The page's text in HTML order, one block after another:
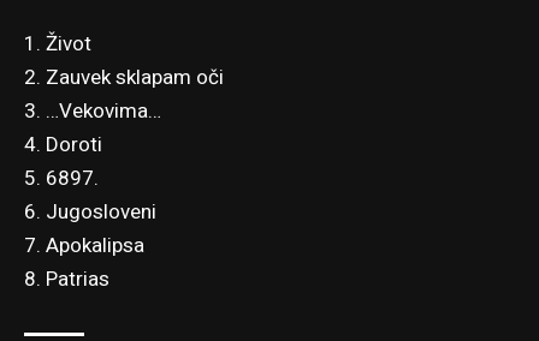
1. Život
2. Zauvek sklapam oči
3. …Vekovima…
4. Doroti
5. 6897.
6. Jugosloveni
7. Apokalipsa
8. Patrias